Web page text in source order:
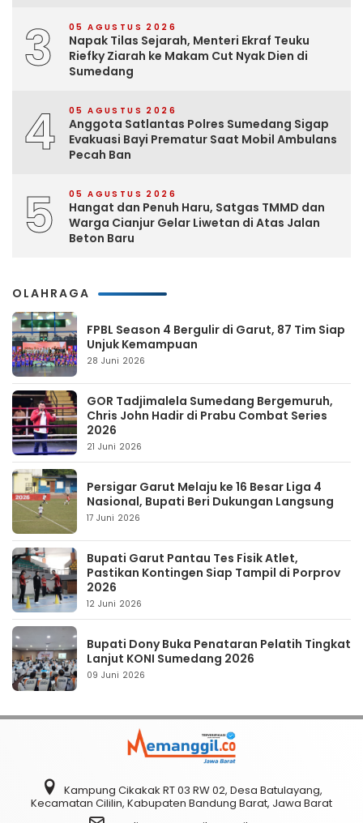
3 05 AGUSTUS 2026
Napak Tilas Sejarah, Menteri Ekraf Teuku
Riefky Ziarah ke Makam Cut Nyak Dien di
Sumedang
4 05 AGUSTUS 2026
Anggota Satlantas Polres Sumedang Sigap
Evakuasi Bayi Prematur Saat Mobil Ambulans
Pecah Ban
5 05 AGUSTUS 2026
Hangat dan Penuh Haru, Satgas TMMD dan
Warga Cianjur Gelar Liwetan di Atas Jalan
Beton Baru
OLAHRAGA
FPBL Season 4 Bergulir di Garut, 87 Tim Siap
Unjuk Kemampuan
28 Juni 2026
GOR Tadjimalela Sumedang Bergemuruh,
Chris John Hadir di Prabu Combat Series
2026
21 Juni 2026
Persigar Garut Melaju ke 16 Besar Liga 4
Nasional, Bupati Beri Dukungan Langsung
17 Juni 2026
Bupati Garut Pantau Tes Fisik Atlet,
Pastikan Kontingen Siap Tampil di Porprov
2026
12 Juni 2026
Bupati Dony Buka Penataran Pelatih Tingkat
Lanjut KONI Sumedang 2026
09 Juni 2026
Kampung Cikakak RT 03 RW 02, Desa Batulayang,
Kecamatan Cililin, Kabupaten Bandung Barat, Jawa Barat